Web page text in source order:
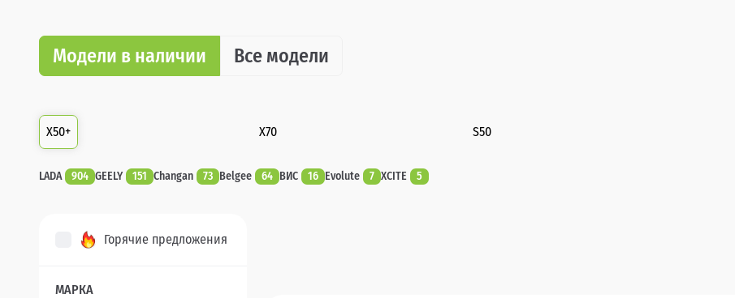
Модели в наличии Все модели
X50+ X70 S50
LADA 904 GEELY 151 Changan 73 Belgee 64 ВИС 16 Evolute 7 XCITE 5
Горячие предложения
МАРКА